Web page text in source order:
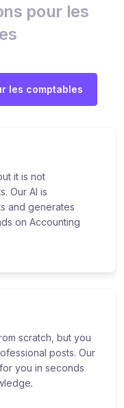
pour les
les comptables
it is not
Our AI is
and generates
on Accounting
scratch, but you
posts. Our
you in seconds